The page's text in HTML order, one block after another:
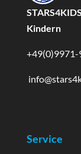
Kindern
Service